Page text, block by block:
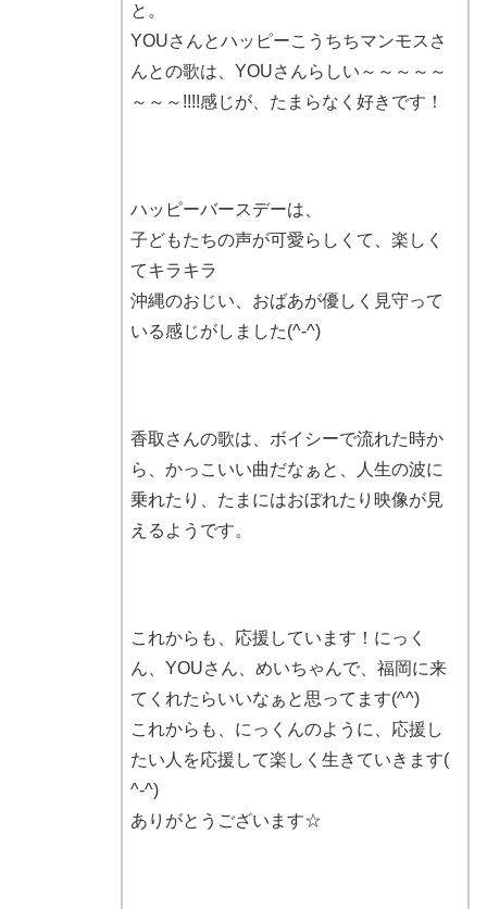
と。
YOUさんとハッピーこうちちマンモスさ
んとの歌は、YOUさんらしい～～～～～
～～～!!!!感じが、たまらなく好きです！
ハッピーバースデーは、
子どもたちの声が可愛らしくて、楽しく
てキラキラ
沖縄のおじい、おばあが優しく見守って
いる感じがしました(^-^)
香取さんの歌は、ボイシーで流れた時か
ら、かっこいい曲だなぁと、人生の波に
乗れたり、たまにはおぼれたり映像が見
えるようです。
これからも、応援しています！にっく
ん、YOUさん、めいちゃんで、福岡に来
てくれたらいいなぁと思ってます(^^)
これからも、にっくんのように、応援し
たい人を応援して楽しく生きていきます(
^-^)
ありがとうございます☆